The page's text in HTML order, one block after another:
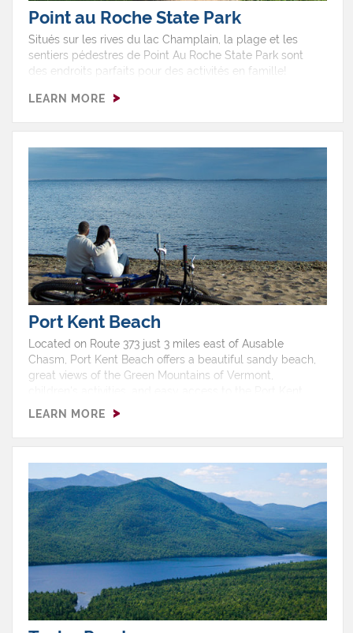
Point au Roche State Park
Situés sur les rives du lac Champlain, la plage et les
sentiers pédestres de Point Au Roche State Park sont
des endroits parfaits pour des activités en famille!
LEARN MORE
Port Kent Beach
Located on Route 373 just 3 miles east of Ausable
Chasm, Port Kent Beach offers a beautiful sandy beach,
great views of the Green Mountains of Vermont,
Ferry which brings guests back and forth to Burlington,
Swimming Cycling Swing set Restrooms > Show on a
LEARN MORE